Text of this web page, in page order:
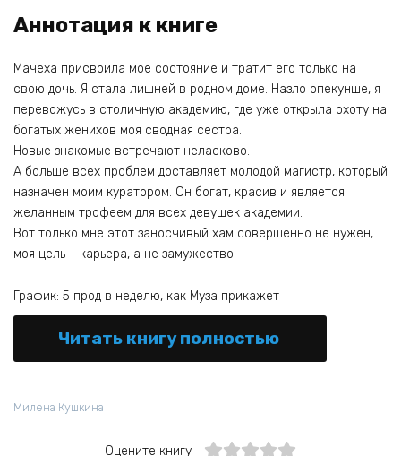
Аннотация к книге
Мачеха присвоила мое состояние и тратит его только на
свою дочь. Я стала лишней в родном доме. Назло опекунше, я
перевожусь в столичную академию, где уже открыла охоту на
богатых женихов моя сводная сестра.
Новые знакомые встречают неласково.
А больше всех проблем доставляет молодой магистр, который
назначен моим куратором. Он богат, красив и является
желанным трофеем для всех девушек академии.
Вот только мне этот заносчивый хам совершенно не нужен,
моя цель – карьера, а не замужество
График: 5 прод в неделю, как Муза прикажет
Читать книгу полностью
Милена Кушкина
Оцените книгу